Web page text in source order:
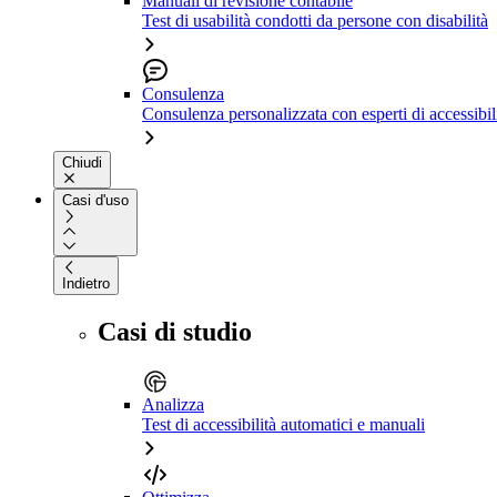
Test di usabilità condotti da persone con disabilità
Consulenza
Consulenza personalizzata con esperti di
Chiudi
Casi d'uso
Indietro
Casi di studio
Analizza
Test di accessibilità automatici e manuali